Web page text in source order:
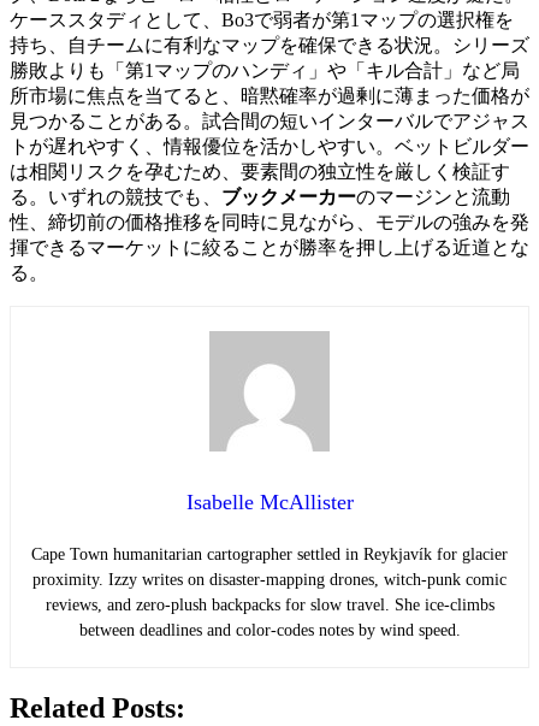
ケーススタディとして、Bo3で弱者が第1マップの選択権を
持ち、自チームに有利なマップを確保できる状況。シリーズ
勝敗よりも「第1マップのハンディ」や「キル合計」など局
所市場に焦点を当てると、暗黙確率が過剰に薄まった価格が
見つかることがある。試合間の短いインターバルでアジャス
トが遅れやすく、情報優位を活かしやすい。ベットビルダー
は相関リスクを孕むため、要素間の独立性を厳しく検証す
る。いずれの競技でも、 ブックメーカーのマージンと流動
性、締切前の価格推移を同時に見ながら、モデルの強みを発
揮できるマーケットに絞ることが勝率を押し上げる近道とな
る。
Isabelle McAllister
Cape Town humanitarian cartographer settled in Reykjavík for glacier
proximity. Izzy writes on disaster-mapping drones, witch-punk comic
reviews, and zero-plush backpacks for slow travel. She ice-climbs
between deadlines and color-codes notes by wind speed.
Related Posts: